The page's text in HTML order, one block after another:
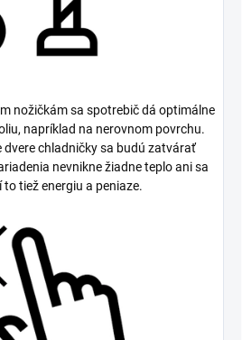
nožičkám sa spotrebič dá optimálne
napríklad na nerovnom povrchu.
dvere chladničky sa budú zatvárať
nevnikne žiadne teplo ani sa
tiež energiu a peniaze.